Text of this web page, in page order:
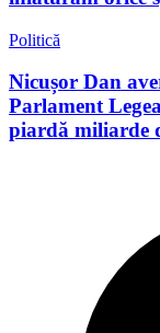
Politică
Nicușor Dan
Parlament
piardă miliarde